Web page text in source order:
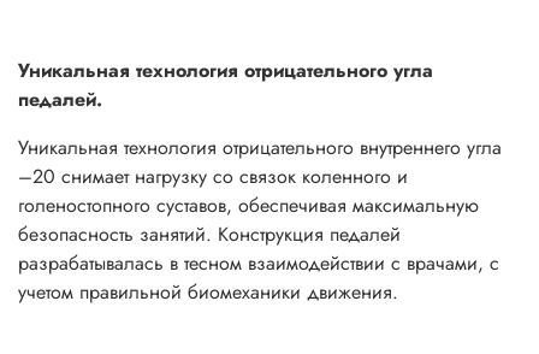
Уникальная технология отрицательного угла
педалей.
Уникальная технология отрицательного внутреннего угла
–20 снимает нагрузку со связок коленного и
голеностопного суставов, обеспечивая максимальную
безопасность занятий. Конструкция педалей
разрабатывалась в тесном взаимодействии с врачами, с
учетом правильной биомеханики движения.